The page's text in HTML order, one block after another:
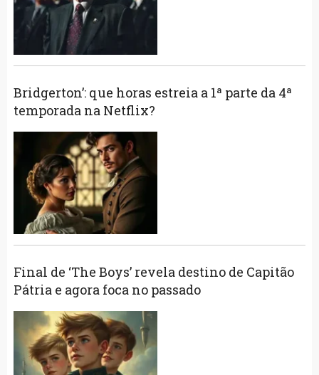
Bridgerton’: que horas estreia a 1ª parte da 4ª
temporada na Netflix?
Final de ‘The Boys’ revela destino de Capitão
Pátria e agora foca no passado